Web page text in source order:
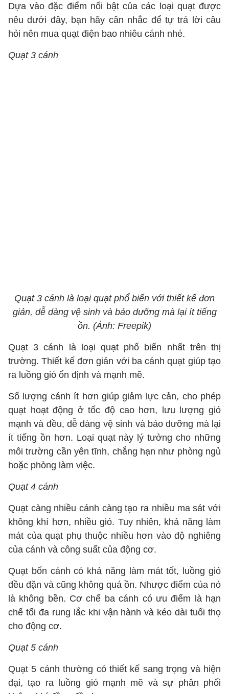
Dựa vào đặc điểm nổi bật của các loại quạt được
nêu dưới đây, bạn hãy cân nhắc để tự trả lời câu
hỏi nên mua quạt điện bao nhiêu cánh nhé.
Quạt 3 cánh
Quạt 3 cánh là loại quạt phổ biến với thiết kế đơn
giản, dễ dàng vệ sinh và bảo dưỡng mà lại ít tiếng
ồn. (Ảnh: Freepik)
Quạt 3 cánh là loại quạt phổ biến nhất trên thị
trường. Thiết kế đơn giản với ba cánh quạt giúp tạo
ra luồng gió ổn định và mạnh mẽ.
Số lượng cánh ít hơn giúp giảm lực cản, cho phép
quạt hoạt động ở tốc độ cao hơn, lưu lượng gió
mạnh và đều, dễ dàng vệ sinh và bảo dưỡng mà lại
ít tiếng ồn hơn. Loại quạt này lý tưởng cho những
môi trường cần yên tĩnh, chẳng hạn như phòng ngủ
hoặc phòng làm việc.
Quạt 4 cánh
Quạt càng nhiều cánh càng tạo ra nhiều ma sát với
không khí hơn, nhiều gió. Tuy nhiên, khả năng làm
mát của quạt phụ thuộc nhiều hơn vào độ nghiêng
của cánh và công suất của động cơ.
Quạt bốn cánh có khả năng làm mát tốt, luồng gió
đều đặn và cũng không quá ồn. Nhược điểm của nó
là không bền. Cơ chế ba cánh có ưu điểm là hạn
chế tối đa rung lắc khi vận hành và kéo dài tuổi thọ
cho động cơ.
Quạt 5 cánh
Quạt 5 cánh thường có thiết kế sang trọng và hiện
đại, tạo ra luồng gió mạnh mẽ và sự phân phối